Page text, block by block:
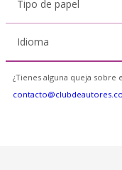
Tipo de papel
Idioma
¿Tienes alguna queja